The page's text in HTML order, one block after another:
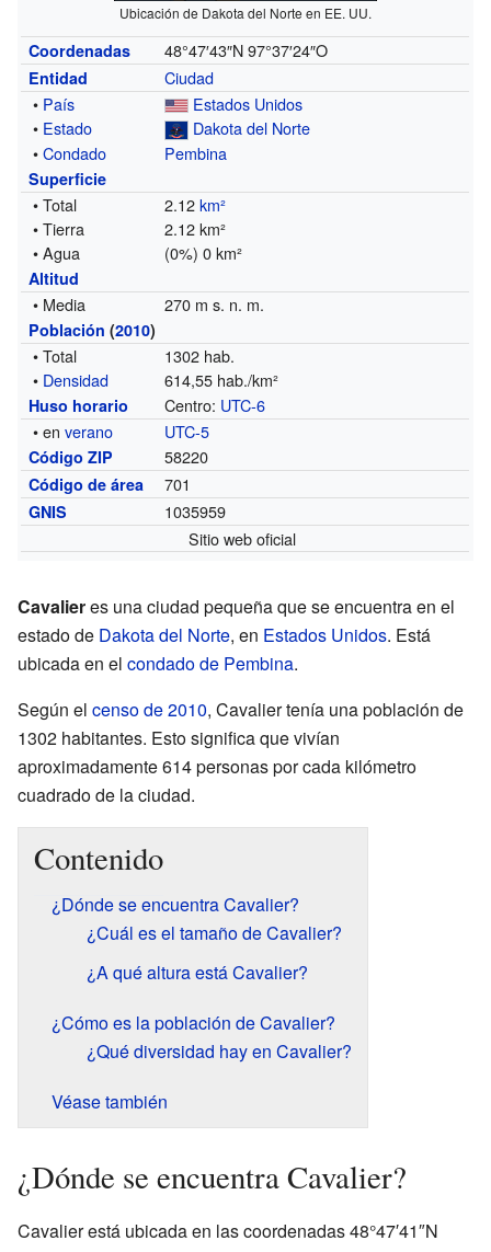
Ubicación de Dakota del Norte en EE. UU.
Coordenadas 48°47′43″N 97°37′24″O
Entidad
Ciudad
• País
Estados Unidos
• Estado
Dakota del Norte
•Condado Pembina
Superficie
• Total 2.12km²
• Tierra
2.12 km²
• Agua
(0%) 0 km²
Altitud
• Media 270 m s. n. m.
Población (2010)
• Total
1302 hab.
• Densidad 614,55 hab./km²
Huso horario Centro: UTC-6
• enverano UTC-5
Código ZIP 58220
Código de área 701
GNIS
1035959
Sitio web oficial
Cavalieres una ciudad pequeña que se encuentra en el
estado de Dakota del Norte, en Estados Unidos. Está
ubicada en el condado de Pembina.
Según el censo de 2010, Cavalier tenía una población de
1302 habitantes. Esto significa que vivían
aproximadamente 614 personas por cada kilómetro
cuadrado de la ciudad.
Contenido
¿Dónde se encuentra Cavalier?
¿Cuál es el tamaño de Cavalier?
¿A qué altura está Cavalier?
¿Cómo es la población de Cavalier?
¿Qué diversidad hay en Cavalier?
Véase también
¿Dónde se encuentra Cavalier?
Cavalier está ubicada en las coordenadas 48°47′41″N